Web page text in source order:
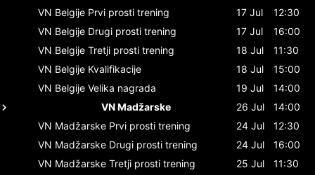
VN Belgije Prvi prosti trening 17 Jul
12:30
VN Belgije Drugi prosti trening 17 Jul
16:00
VN Belgije Tretji prosti trening 18 Jul
11:30
VN Belgije Kvalifikacije 18 Jul
15:00
VN Belgije Velika nagrada 19 Jul
14:00
VN Madžarske
26 Jul
14:00
VN Madžarske Prvi prosti trening 24 Jul
12:30
VN Madžarske Drugi prosti trening 24 Jul
16:00
VN Madžarske Tretji prosti trening 25 Jul
11:30